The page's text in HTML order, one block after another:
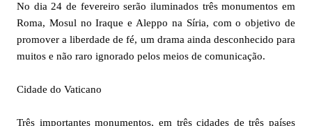
No dia 24 de fevereiro serão iluminados três monumentos em
Roma, Mosul no Iraque e Aleppo na Síria, com o objetivo de
promover a liberdade de fé, um drama ainda desconhecido para
muitos e não raro ignorado pelos meios de comunicação.
Cidade do Vaticano
Três importantes monumentos, em três cidades de três países